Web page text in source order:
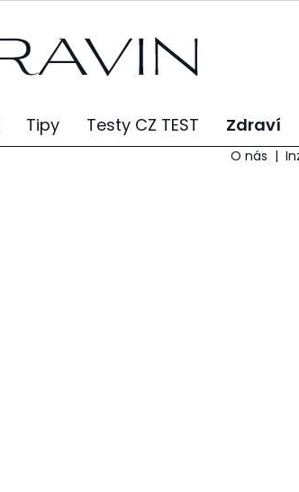
Tipy Testy CZ TEST Zdraví
O nás